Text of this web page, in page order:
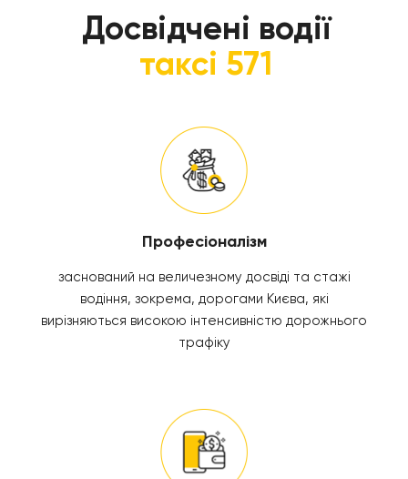
Досвідчені водії
таксі 571
Професіоналізм
заснований на величезному досвіді та стажі
водіння, зокрема, дорогами Києва, які
вирізняються високою інтенсивністю дорожнього
трафіку